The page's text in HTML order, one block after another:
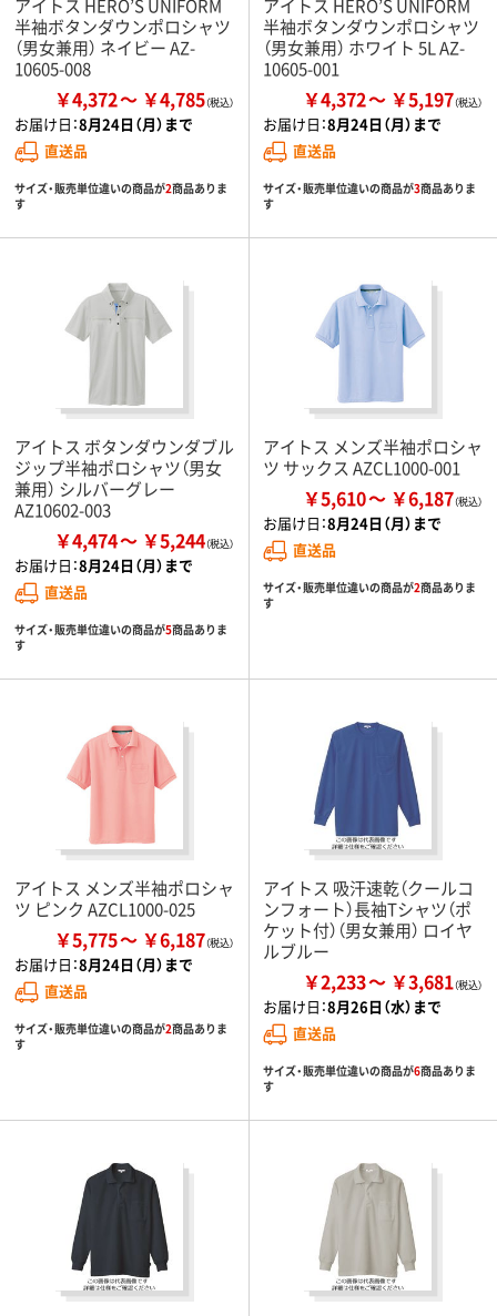
アイトス HERO’S UNIFORM
半袖ボタンダウンポロシャツ
（男女兼用） ネイビー AZ-
10605-008
￥4,372 ￥4,785
お届け日：8月24日（月）まで
直送品
サイズ・販売単位違いの商品が2商品ありま
す
アイトス HERO’S UNIFORM
半袖ボタンダウンポロシャツ
（男女兼用） ホワイト 5L AZ-
10605-001
￥4,372 ￥5,197
お届け日：8月24日（月）まで
直送品
サイズ・販売単位違いの商品が3商品ありま
す
アイトス ボタンダウンダブル
ジップ半袖ポロシャツ（男女
兼用） シルバーグレー
AZ10602-003
￥4,474 ￥5,244
お届け日：8月24日（月）まで
直送品
サイズ・販売単位違いの商品が5商品ありま
す
アイトス メンズ半袖ポロシャ
ツ サックス AZCL1000-001
￥5,610 ￥6,187
お届け日：8月24日（月）まで
直送品
サイズ・販売単位違いの商品が2商品ありま
す
アイトス メンズ半袖ポロシャ
ツ ピンク AZCL1000-025
￥5,775 ￥6,187
お届け日：8月24日（月）まで
直送品
サイズ・販売単位違いの商品が2商品ありま
す
アイトス 吸汗速乾（クールコ
ンフォート）長袖Tシャツ（ポ
ケット付）（男女兼用） ロイヤ
ルブルー
￥2,233 ￥3,681
お届け日：8月26日（水）まで
直送品
サイズ・販売単位違いの商品が6商品ありま
す